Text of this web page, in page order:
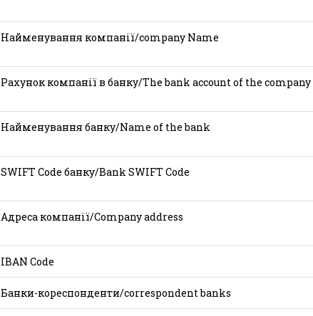
Найменування компанії/company Name
Рахунок компанії в банку/The bank account of the company
Найменування банку/Name of the bank
SWIFT Code банку/Bank SWIFT Code
Адреса компанії/Company address
IBAN Code
Банки-кореспонденти/correspondent banks